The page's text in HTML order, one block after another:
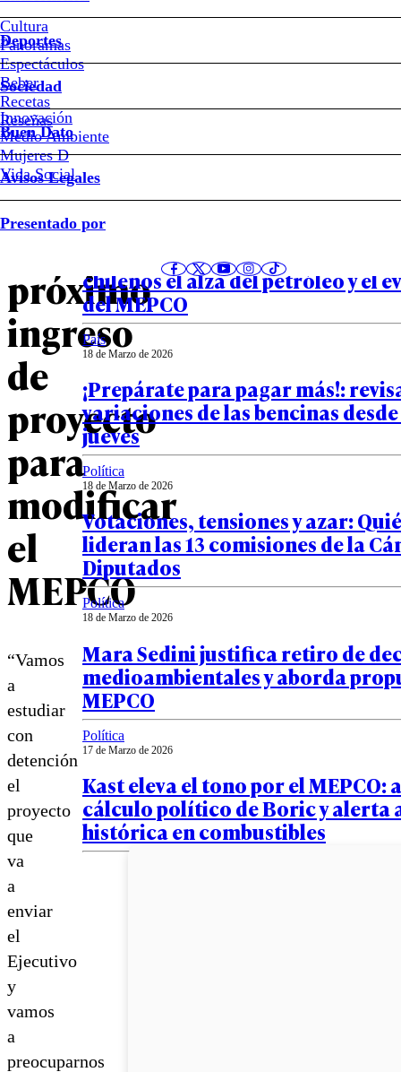
Cultura
Panoramas
Espectáculos
Beber
Recetas
Reseñas
Deportes
Sociedad
Innovación
Medio Ambiente
Mujeres D
Vida Social
Buen Dato
Avisos Legales
Presentado por
Presidentes
del
Senado
y
Cámara
anuncian
próximo
ingreso
de
proyecto
para
modificar
el
MEPCO
“Vamos
a
estudiar
con
detención
el
proyecto
que
va
a
enviar
el
Ejecutivo
y
vamos
a
preocuparnos
Notas relacionadas
19 de Marzo de 2026
Los efectos que tendrá para el
chilenos el alza del petróleo y el
del MEPCO
País
18 de Marzo de 2026
¡Prepárate para pagar más!:
variaciones de las bencinas
jueves
Política
18 de Marzo de 2026
Votaciones, tensiones y azar:
lideran las 13 comisiones de la
Diputados
Política
18 de Marzo de 2026
Mara Sedini justifica retiro de
medioambientales y aborda
MEPCO
Política
17 de Marzo de 2026
Kast eleva el tono por el MEPCO:
cálculo político de Boric y alerta
histórica en combustibles